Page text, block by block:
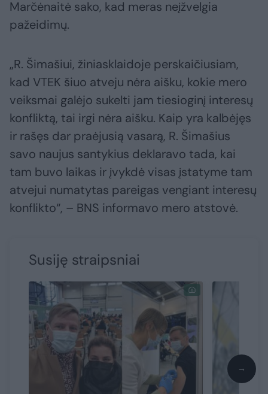
Marčėnaitė sako, kad meras neįžvelgia
pažeidimų.
„R. Šimašiui, žiniasklaidoje perskaičiusiam,
kad VTEK šiuo atveju nėra aišku, kokie mero
veiksmai galėjo sukelti jam tiesioginį interesų
konfliktą, tai irgi nėra aišku. Kaip yra kalbėjęs
ir rašęs dar praėjusią vasarą, R. Šimašius
savo naujus santykius deklaravo tada, kai
tam buvo laikas ir įvykdė visas įstatyme tam
atvejui numatytas pareigas vengiant interesų
konflikto“, – BNS informavo mero atstovė.
Susiję straipsniai
→